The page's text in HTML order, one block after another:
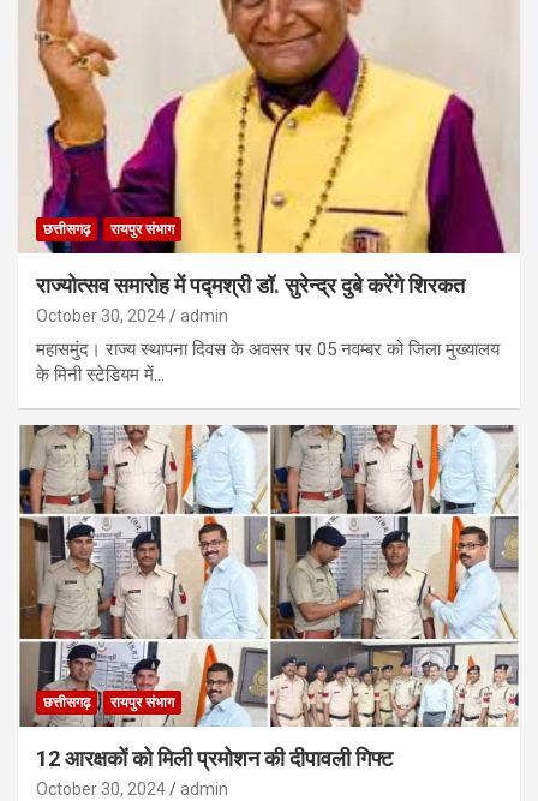
छत्तीसगढ़ रायपुर संभाग
राज्योत्सव समारोह में पद्मश्री डॉ. सुरेन्द्र दुबे करेंगे शिरकत
October 30, 2024 admin
महासमुंद। राज्य स्थापना दिवस के अवसर पर 05 नवम्बर को जिला मुख्यालय
के मिनी स्टेडियम में…
छत्तीसगढ़ रायपुर संभाग
12 आरक्षकों को मिली प्रमोशन की दीपावली गिफ्ट
October 30, 2024 admin